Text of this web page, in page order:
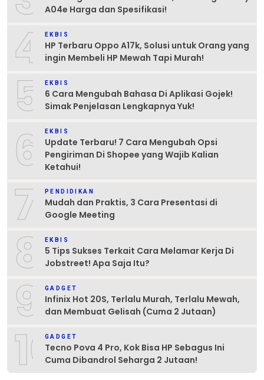
A04e Harga dan Spesifikasi!
4 EKBIS
HP Terbaru Oppo A17k, Solusi untuk Orang yang
ingin Membeli HP Mewah Tapi Murah!
5 EKBIS
6 Cara Mengubah Bahasa Di Aplikasi Gojek!
Simak Penjelasan Lengkapnya Yuk!
6 EKBIS
Update Terbaru! 7 Cara Mengubah Opsi
Pengiriman Di Shopee yang Wajib Kalian
Ketahui!
7 PENDIDIKAN
Mudah dan Praktis, 3 Cara Presentasi di
Google Meeting
8 EKBIS
5 Tips Sukses Terkait Cara Melamar Kerja Di
Jobstreet! Apa Saja Itu?
9 GADGET
Infinix Hot 20S, Terlalu Murah, Terlalu Mewah,
dan Membuat Gelisah (Cuma 2 Jutaan)
10GADGET
Tecno Pova 4 Pro, Kok Bisa HP Sebagus Ini
Cuma Dibandrol Seharga 2 Jutaan!